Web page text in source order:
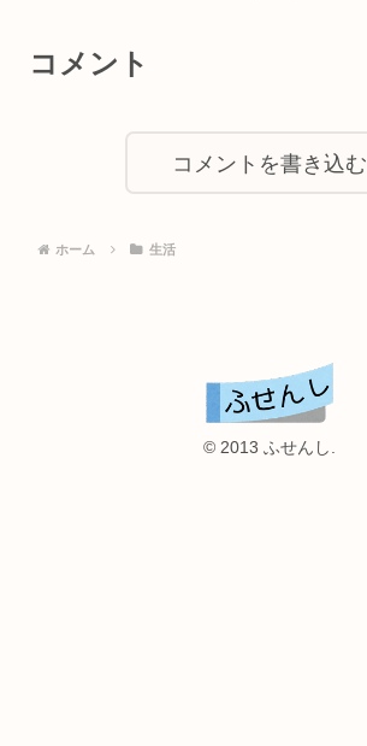
コメント
コメントを書き込む
ホーム 生活
© 2013 ふせんし.